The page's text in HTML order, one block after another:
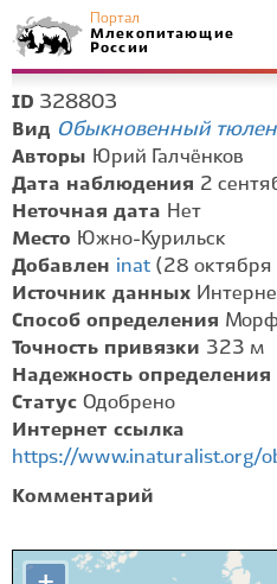
Портал
Млекопитающие
России
ID 328803
Вид Обыкновенный
Авторы Юрий Галчёнков
Дата наблюдения 2
Неточная дата Нет
Место Южно-Курильск
Добавлен inat (28 октября
Источник данных
Способ определения
Точность привязки 323 м
Надежность определения
Статус Одобрено
Интернет ссылка
https://www.inaturalist.org/
Комментарий